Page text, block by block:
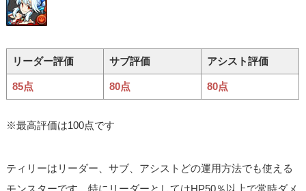
リーダー評価 サブ評価 アシスト評価
85点 80点 80点
※最高評価は100点です
ティリーはリーダー、サブ、アシストどの運用方法でも使える
モンスターです。特にリーダーとしてはHP50％以上で常時ダメ